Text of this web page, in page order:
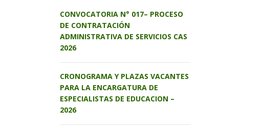
CONVOCATORIA N° 017– PROCESO
DE CONTRATACIÓN
ADMINISTRATIVA DE SERVICIOS CAS
2026
CRONOGRAMA Y PLAZAS VACANTES
PARA LA ENCARGATURA DE
ESPECIALISTAS DE EDUCACION –
2026